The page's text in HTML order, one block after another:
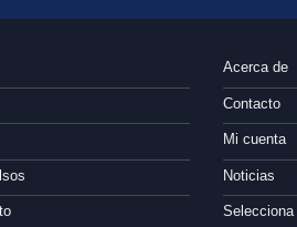
Acerca de
Contacto
Mi cuenta
Noticias